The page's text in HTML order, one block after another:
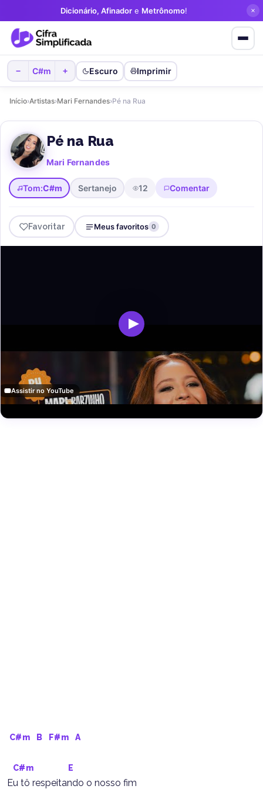
Dicionário, Afinador e Metrônomo!
− C#m + Escuro Imprimir
Início›Artistas›Mari Fernandes›Pé na Rua
Pé na Rua
Mari Fernandes
Tom:C#m Sertanejo 12 Comentar
Favoritar Meus favoritos 0
Assistir no YouTube
C#m B F#m A
C#m E
Eu tô respeitando o nosso fim